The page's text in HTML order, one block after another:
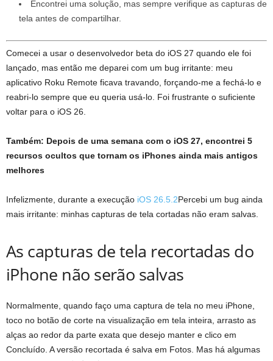
Encontrei uma solução, mas sempre verifique as capturas de
tela antes de compartilhar.
Comecei a usar o desenvolvedor beta do iOS 27 quando ele foi
lançado, mas então me deparei com um bug irritante: meu
aplicativo Roku Remote ficava travando, forçando-me a fechá-lo e
reabri-lo sempre que eu queria usá-lo. Foi frustrante o suficiente
voltar para o iOS 26.
Também: Depois de uma semana com o iOS 27, encontrei 5
recursos ocultos que tornam os iPhones ainda mais antigos
melhores
Infelizmente, durante a execução iOS 26.5.2Percebi um bug ainda
mais irritante: minhas capturas de tela cortadas não eram salvas.
As capturas de tela recortadas do
iPhone não serão salvas
Normalmente, quando faço uma captura de tela no meu iPhone,
toco no botão de corte na visualização em tela inteira, arrasto as
alças ao redor da parte exata que desejo manter e clico em
Concluído. A versão recortada é salva em Fotos. Mas há algumas